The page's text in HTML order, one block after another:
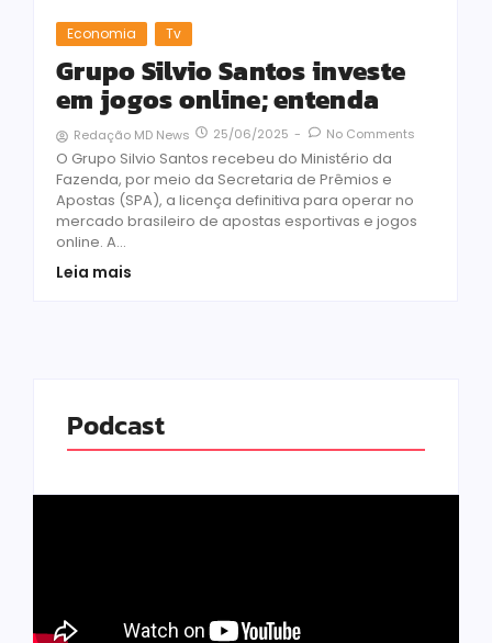
Economia Tv
Grupo Silvio Santos investe
em jogos online; entenda
Redação MD News 25/06/2025 - No Comments
O Grupo Silvio Santos recebeu do Ministério da
Fazenda, por meio da Secretaria de Prêmios e
Apostas (SPA), a licença definitiva para operar no
mercado brasileiro de apostas esportivas e jogos
online. A...
Leia mais
Podcast